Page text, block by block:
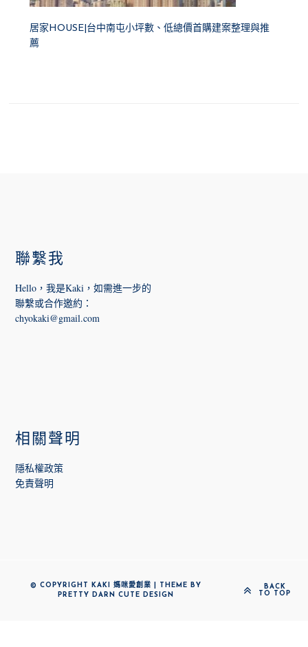
居家HOUSE|台中南屯小坪數、低總價首購建案整理與推
薦
聯繫我
Hello，我是Kaki，如需進一步的
聯繫或合作邀約 ：
chyokaki@gmail.com
相關聲明
隱私權政策
免責聲明
© COPYRIGHT KAKI 媽咪愛創業 | THEME BY
PRETTY DARN CUTE DESIGN
BACK
TO TOP